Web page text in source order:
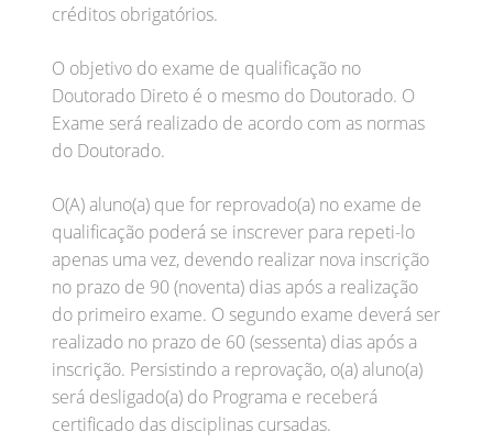
créditos obrigatórios.
O objetivo do exame de qualificação no
Doutorado Direto é o mesmo do Doutorado. O
Exame será realizado de acordo com as normas
do Doutorado.
O(A) aluno(a) que for reprovado(a) no exame de
qualificação poderá se inscrever para repeti-lo
apenas uma vez, devendo realizar nova inscrição
no prazo de 90 (noventa) dias após a realização
do primeiro exame. O segundo exame deverá ser
realizado no prazo de 60 (sessenta) dias após a
inscrição. Persistindo a reprovação, o(a) aluno(a)
será desligado(a) do Programa e receberá
certificado das disciplinas cursadas.